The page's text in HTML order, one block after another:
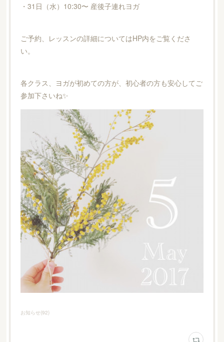
・31日（水）10:30〜 産後子連れヨガ
ご予約、レッスンの詳細についてはHP内をご覧くださ
い。
各クラス、ヨガが初めての方が、初心者の方も安心してご
参加下さいね✨
お知らせ(92)